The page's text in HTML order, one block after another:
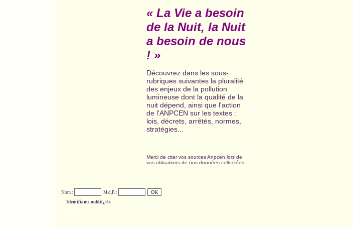
« La Vie a besoin
de la Nuit, la Nuit
a besoin de nous
! »
Découvrez dans les sous-
rubriques suivantes la pluralité
des enjeux de la pollution
lumineuse dont la qualité de la
nuit dépend, ainsi que l'action
de l'ANPCEN sur les textes :
lois, décrets, arrêtés, normes,
stratégies...
Merci de citer vos sources Anpcen lors de
vos utilisations de nos données collectées.
Nom :
M.d.P. :
Identifiants oubliï¿½s